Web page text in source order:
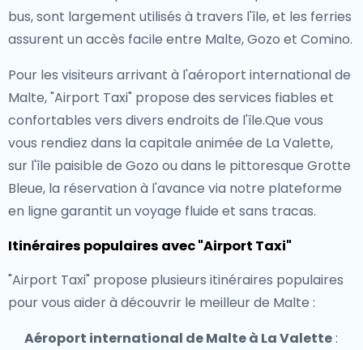
bus, sont largement utilisés à travers l'île, et les ferries
assurent un accès facile entre Malte, Gozo et Comino.
Pour les visiteurs arrivant à l'aéroport international de
Malte, "Airport Taxi" propose des services fiables et
confortables vers divers endroits de l'île.Que vous
vous rendiez dans la capitale animée de La Valette,
sur l'île paisible de Gozo ou dans le pittoresque Grotte
Bleue, la réservation à l'avance via notre plateforme
en ligne garantit un voyage fluide et sans tracas.
Itinéraires populaires avec "Airport Taxi"
"Airport Taxi" propose plusieurs itinéraires populaires
pour vous aider à découvrir le meilleur de Malte :
Aéroport international de Malte à La Valette: